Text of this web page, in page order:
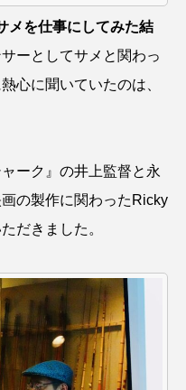
クズガニ モツゴ
モリアオガエル
ヤマトシマドジョウ
ヤミヨキセワタ
ラゲ ヨコエビ
ラムサール条約
メを仕事にしてみた結
ーとしてサメと関わっ
心に聞いていたのは、
ーク』の井上監督と永
の製作に関わったRicky
だきました。